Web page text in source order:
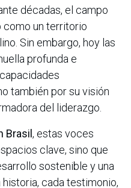
décadas, el campo
como un territorio
Sin embargo, hoy las
profunda e
también por su visión
del liderazgo.
Brasil, estas voces
clave, sino que
sostenible y una
cada testimonio,